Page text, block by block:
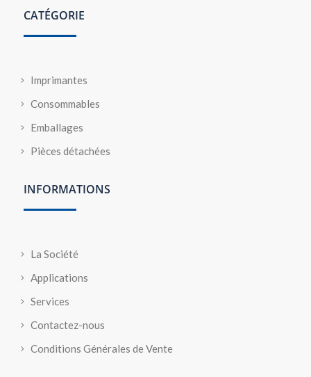
CATÉGORIE
Imprimantes
Consommables
Emballages
Pièces détachées
INFORMATIONS
La Société
Applications
Services
Contactez-nous
Conditions Générales de Vente